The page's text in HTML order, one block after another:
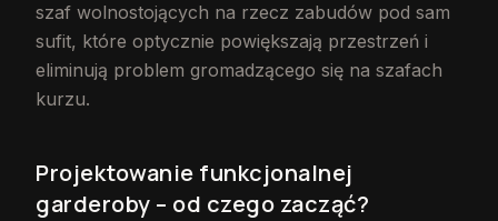
szaf wolnostojących na rzecz zabudów pod sam
sufit, które optycznie powiększają przestrzeń i
eliminują problem gromadzącego się na szafach
kurzu.
Projektowanie funkcjonalnej
garderoby – od czego zacząć?